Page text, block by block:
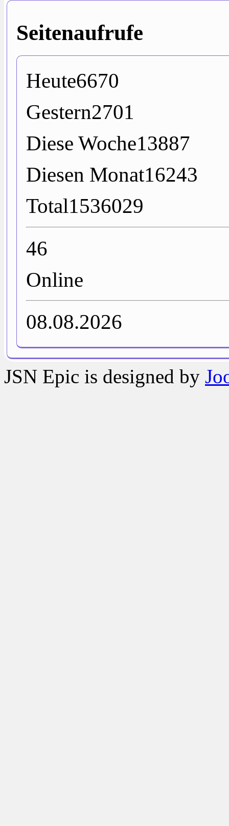
Seitenaufrufe
Heute6670
Gestern2701
Diese Woche13887
Diesen Monat16243
Total1536029
46
Online
08.08.2026
JSN Epic is designed by